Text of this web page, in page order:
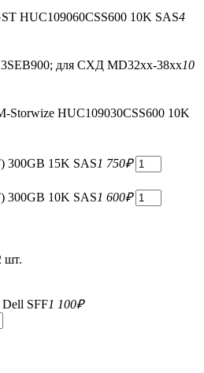
HUC109060CSS600 10K SAS4
для СХД MD32xx-38xx10
Storwize HUC109030CSS600 10K
300GB 15K SAS1 750₽
300GB 10K SAS1 600₽
шт.
Dell SFF1 100₽